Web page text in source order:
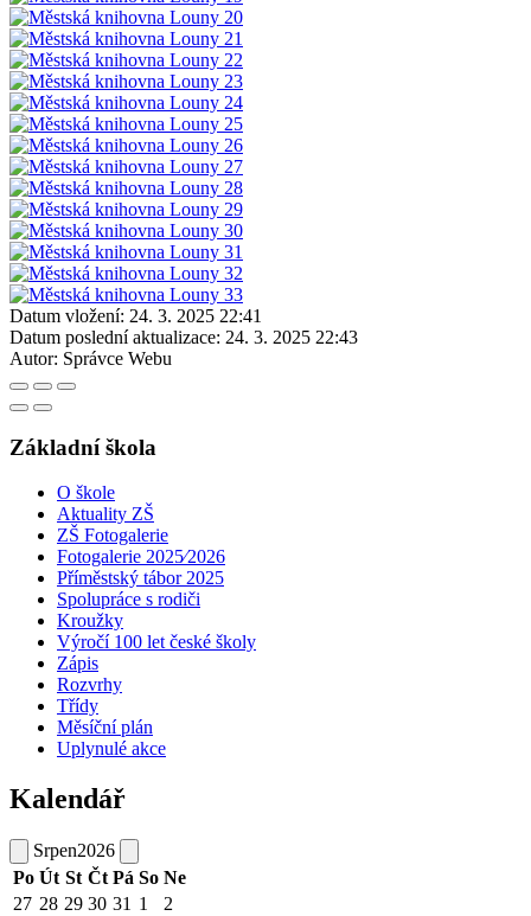
Datum vložení: 24. 3. 2025 22:41
Datum poslední aktualizace: 24. 3. 2025 22:43
Autor: Správce Webu
Základní škola
O škole
Aktuality ZŠ
ZŠ Fotogalerie
Fotogalerie 2025⁄2026
Příměstský tábor 2025
Spolupráce s rodiči
Kroužky
Výročí 100 let české školy
Zápis
Rozvrhy
Třídy
Měsíční plán
Uplynulé akce
Kalendář
Srpen2026
Po Út St Čt Pá So Ne
27 28 29 30 31 1
2